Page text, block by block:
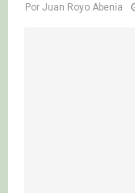
Por Juan Royo Abenia